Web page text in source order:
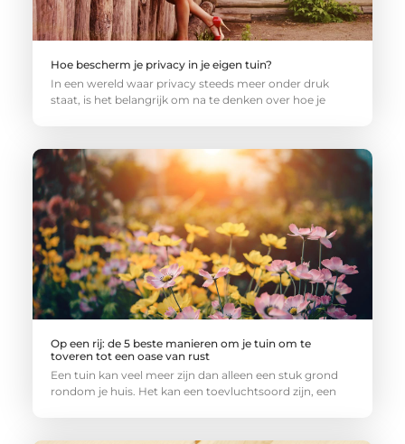
Hoe bescherm je privacy in je eigen tuin?
In een wereld waar privacy steeds meer onder druk
staat, is het belangrijk om na te denken over hoe je
Op een rij: de 5 beste manieren om je tuin om te
toveren tot een oase van rust
Een tuin kan veel meer zijn dan alleen een stuk grond
rondom je huis. Het kan een toevluchtsoord zijn, een